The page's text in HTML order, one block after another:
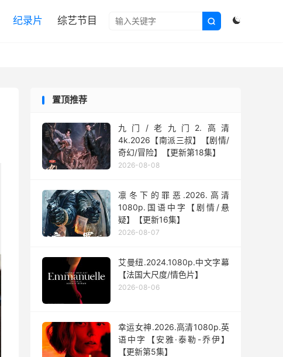


纪录片 综艺节目
置顶推荐
九门/老九门2.高清
4k.2026【南派三叔】【剧情/
奇幻/冒险】【更新第18集】
2026-08-08
凛冬下的罪恶.2026.高清
1080p.国语中字【剧情/悬
疑】【更新16集】
2026-08-07
艾曼纽.2024.1080p.中文字幕
【法国大尺度/情色片】
2026-08-06
幸运女神.2026.高清1080p.英
语中字【安雅·泰勒-乔伊】
【更新第5集】